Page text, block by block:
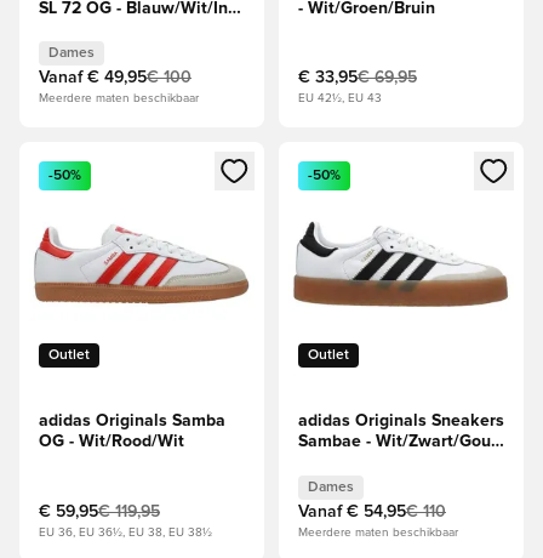
SL 72 OG - Blauw/Wit/Inkt
Dames
Dames
Vanaf € 49,95€ 100
Meerdere maten beschikbaar
- Wit/Groen/Bruin
€ 33,95€ 69,95
EU 42½, EU 43
Opent een venster om in te loggen of je aan te melden als
Outlet
-50%
adidas Originals Samba
OG - Wit/Rood/Wit
€ 59,95€ 119,95
EU 36, EU 36½, EU 38, EU 38½
Opent een venster om in te
Outlet
-50%
adidas Originals Sneakers
Sambae - Wit/Zwart/Goud
Dames
Vanaf € 54,95€ 110
Meerdere maten beschikbaar